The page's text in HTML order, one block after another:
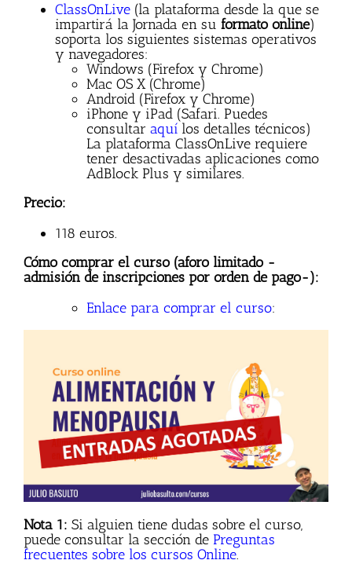
ClassOnLive (la plataforma desde la que se
impartirá la Jornada en su formato online)
soporta los siguientes sistemas operativos
y navegadores:
Windows (Firefox y Chrome)
Mac OS X (Chrome)
Android (Firefox y Chrome)
iPhone y iPad (Safari. Puedes
consultar aquí los detalles técnicos)
La plataforma ClassOnLive requiere
tener desactivadas aplicaciones como
AdBlock Plus y similares.
Precio:
118 euros.
Cómo comprar el curso (aforo limitado -
admisión de inscripciones por orden de pago-):
Enlace para comprar el curso:
Nota 1: Si alguien tiene dudas sobre el curso,
puede consultar la sección de Preguntas
frecuentes sobre los cursos Online.